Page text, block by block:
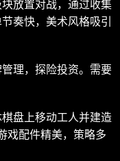
块放置对战，通过收集
奏快，美术风格吸引
理，探险投资。需要
盘上移动工人并建造
戏配件精美，策略多